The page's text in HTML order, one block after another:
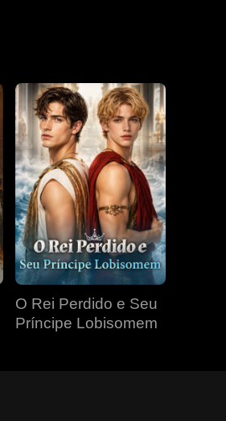
O Rei Perdido e Seu
Príncipe Lobisomem